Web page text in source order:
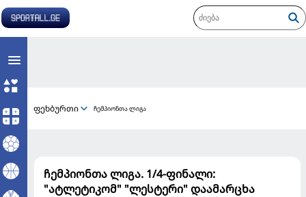
ფეხბურთი ჩემპიონთა ლიგა
ჩემპიონთა ლიგა. 1/4-ფინალი:
"ატლეტიკომ" "ლესტერი" დაამარცხა